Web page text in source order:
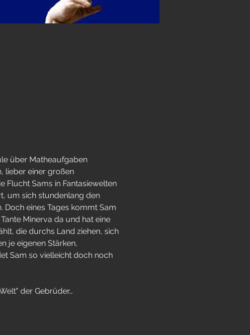
über Matheaufgaben
lieber einer großen
Flucht Sams in Fantasiewelten
um sich stundenlang den
eines Tages kommt Sam
Minerva da und hat eine
die durchs Land ziehen, sich
je eigenen Stärken,
Sam so vielleicht doch noch
der Gebrüder…